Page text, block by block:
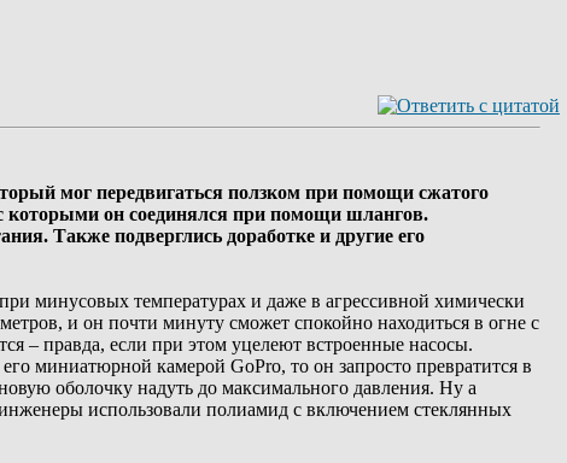
мог передвигаться ползком при помощи сжатого
которыми он соединялся при помощи шлангов.
Также подверглись доработке и другие его
минусовых температурах и даже в агрессивной химически
и он почти минуту сможет спокойно находиться в огне с
– правда, если при этом уцелеют встроенные насосы.
миниатюрной камерой GoPro, то он запросто превратится в
оболочку надуть до максимального давления. Ну а
использовали полиамид с включением стеклянных